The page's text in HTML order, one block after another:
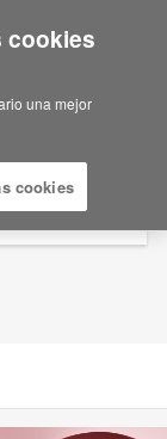
we sell in
de Múnich
cookies
una mejor
cookies